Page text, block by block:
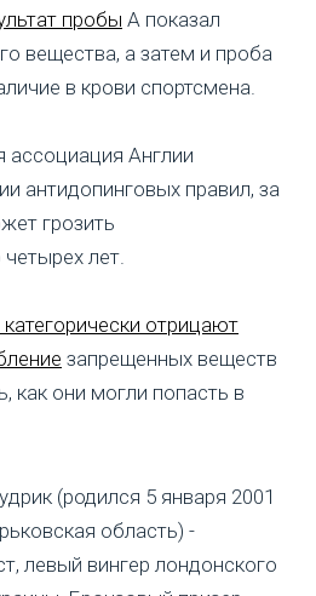
пробы А показал
вещества, а затем и проба
в крови спортсмена.
ассоциация Англии
антидопинговых правил, за
грозить
лет.
категорически отрицают
запрещенных веществ
как они могли попасть в
(родился 5 января 2001
область) -
левый вингер лондонского